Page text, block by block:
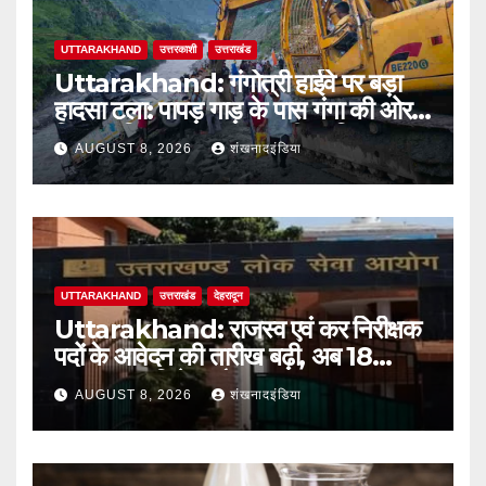
UTTARAKHAND उत्तरकाशी उत्तराखंड
Uttarakhand: गंगोत्री हाईवे पर बड़ा
हादसा टला: पापड़ गाड़ के पास गंगा की ओर
फिसला पिकअप, कांवड़ यात्री सुरक्षित
AUGUST 8, 2026 शंखनादइंडिया
UTTARAKHAND उत्तराखंड देहरादून
Uttarakhand: राजस्व एवं कर निरीक्षक
पदों के आवेदन की तारीख बढ़ी, अब 18
अगस्त तक मिलेगा मौका
AUGUST 8, 2026 शंखनादइंडिया